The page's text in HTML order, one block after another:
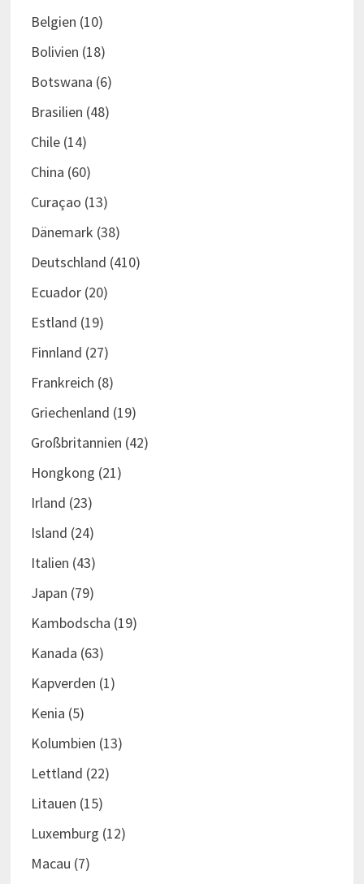
Belgien (10)
Bolivien (18)
Botswana (6)
Brasilien (48)
Chile(14)
China (60)
Curaçao (13)
Dänemark (38)
Deutschland (410)
Ecuador(20)
Estland (19)
Finnland (27)
Frankreich (8)
Griechenland (19)
Großbritannien (42)
Hongkong (21)
Irland (23)
Island (24)
Italien (43)
Japan (79)
Kambodscha (19)
Kanada (63)
Kapverden (1)
Kenia (5)
Kolumbien (13)
Lettland (22)
Litauen (15)
Luxemburg (12)
Macau (7)